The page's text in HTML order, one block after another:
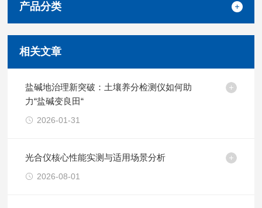
产品分类
相关文章
盐碱地治理新突破：土壤养分检测仪如何助
力“盐碱变良田“
2026-01-31
光合仪核心性能实测与适用场景分析
2026-08-01